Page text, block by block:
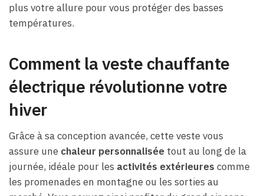
plus votre allure pour vous protéger des basses
températures.
Comment la veste chauffante
électrique révolutionne votre
hiver
Grâce à sa conception avancée, cette veste vous
assure une chaleur personnalisée tout au long de la
journée, idéale pour les activités extérieures comme
les promenades en montagne ou les sorties au